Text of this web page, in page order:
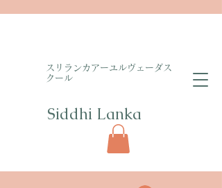
​スリランカアーユルヴェーダス
クール
Siddhi Lanka​